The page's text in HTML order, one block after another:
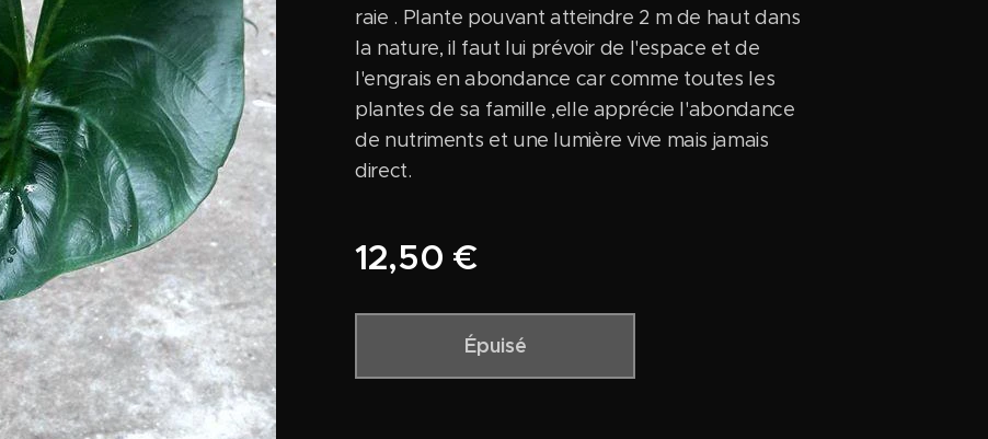
raie . Plante pouvant atteindre 2 m de haut dans
la nature, il faut lui prévoir de l'espace et de
l'engrais en abondance car comme toutes les
plantes de sa famille ,elle apprécie l'abondance
de nutriments et une lumière vive mais jamais
direct.
12,50 €
Épuisé